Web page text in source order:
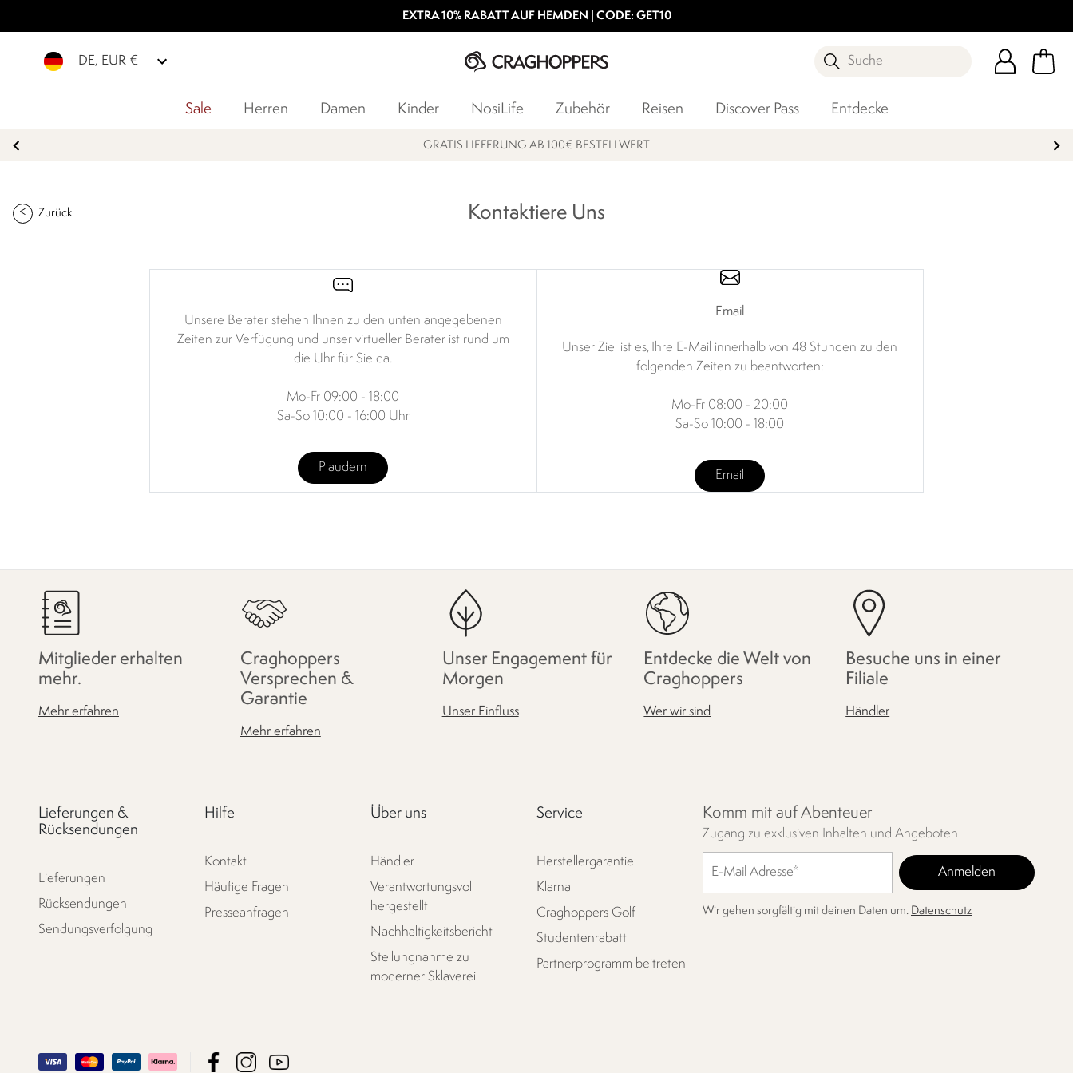
EXTRA 10% RABATT AUF HEMDEN | CODE: GET10
DE, EUR € Suche
Sale Herren Damen Kinder NosiLife Zubehör Reisen Discover Pass Entdecke
GRATIS LIEFERUNG AB 100€ BESTELLWERT
Zurück Kontaktiere Uns
Unsere Berater stehen Ihnen zu den unten angegebenen
Zeiten zur Verfügung und unser virtueller Berater ist rund um
die Uhr für Sie da.
Mo-Fr 09:00 - 18:00
Sa-So 10:00 - 16:00 Uhr
Plaudern
Email
Unser Ziel ist es, Ihre E-Mail innerhalb von 48 Stunden zu den
folgenden Zeiten zu beantworten:
Mo-Fr 08:00 - 20:00
Sa-So 10:00 - 18:00
Email
Mitglieder erhalten
mehr.
Mehr erfahren
Craghoppers
Versprechen &
Garantie
Mehr erfahren
Unser Engagement für
Morgen
Unser Einfluss
Entdecke die Welt von
Craghoppers
Wer wir sind
Besuche uns in einer
Filiale
Händler
Lieferungen &
Rücksendungen
Lieferungen
Rücksendungen
Sendungsverfolgung
Hilfe
Kontakt
Häufige Fragen
Presseanfragen
Über uns
Händler
Verantwortungsvoll
hergestellt
Nachhaltigkeitsbericht
Stellungnahme zu
moderner Sklaverei
Service
Herstellergarantie
Klarna
Craghoppers Golf
Studentenrabatt
Partnerprogramm beitreten
Komm mit auf Abenteuer
Zugang zu exklusiven Inhalten und Angeboten
Wir gehen sorgfältig mit deinen Daten um. Datenschutz